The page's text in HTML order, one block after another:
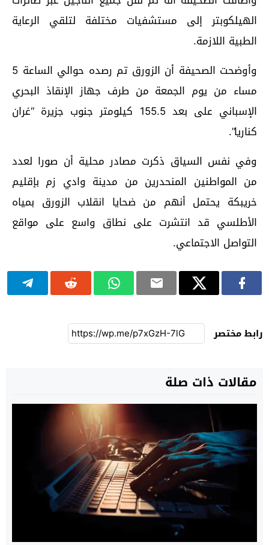
الهيلكوبتر إلى مستشفيات مختلفة لتلقي الرعاية
الطبية اللازمة.
وأوضحت الصحيفة أن الزورق تم رصده حوالي الساعة 5
مساء من يوم الجمعة من طرف جهاز الإنقاذ البحري
الإسباني على بعد 155.5 كيلومتر جنوب جزيرة “غران
كناريا”.
وفي نفس السياق ذكرت مصادر محلية أن صورا لعدد
من المواطنين المنحدرين من مدينة وادي زم بإقليم
خريبكة يحتمل أنهم من ضحايا انقلاب الزورق بمياه
الأطلسي قد انتشرت على نطاق واسع على مواقع
التواصل الاجتماعي.
رابط مختصر
مقالات ذات صلة